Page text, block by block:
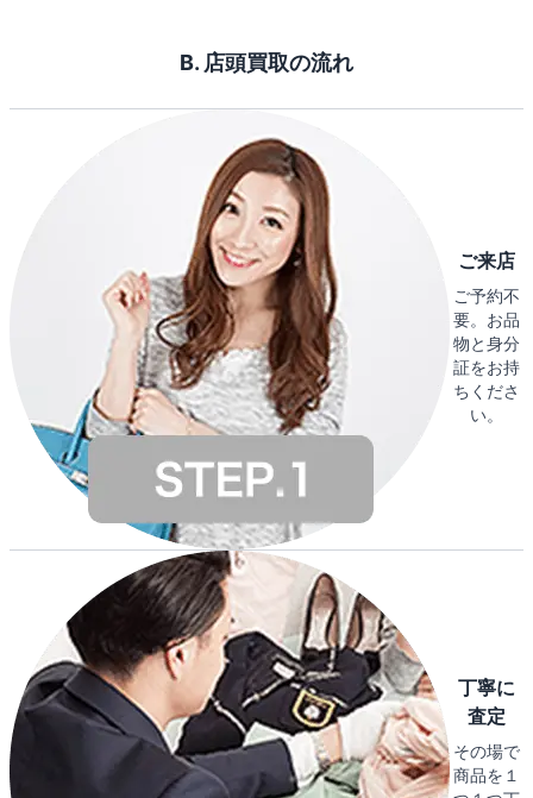
B. 店頭買取の流れ
ご来店
ご予約不
要。お品
物と身分
証をお持
ちくださ
い。
丁寧に
査定
その場で
商品を１